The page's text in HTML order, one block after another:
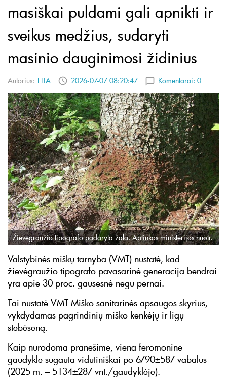
masiškai puldami gali apnikti ir
sveikus medžius, sudaryti
masinio dauginimosi židinius
Autorius: ELTA 2026-07-07 08:20:47 Komentarai: 0
Žievėgraužio tipografo padaryta žala. Aplinkos ministerijos nuotr.
Valstybinės miškų tarnyba (VMT) nustatė, kad
žievėgraužio tipografo pavasarinė generacija bendrai
yra apie 30 proc. gausesnė negu pernai.
Tai nustatė VMT Miško sanitarinės apsaugos skyrius,
vykdydamas pagrindinių miško kenkėjų ir ligų
stebėseną.
Kaip nurodoma pranešime, viena feromonine
gaudykle sugauta vidutiniškai po 6790±587 vabalus
(2025 m. – 5134±287 vnt./gaudyklėje).